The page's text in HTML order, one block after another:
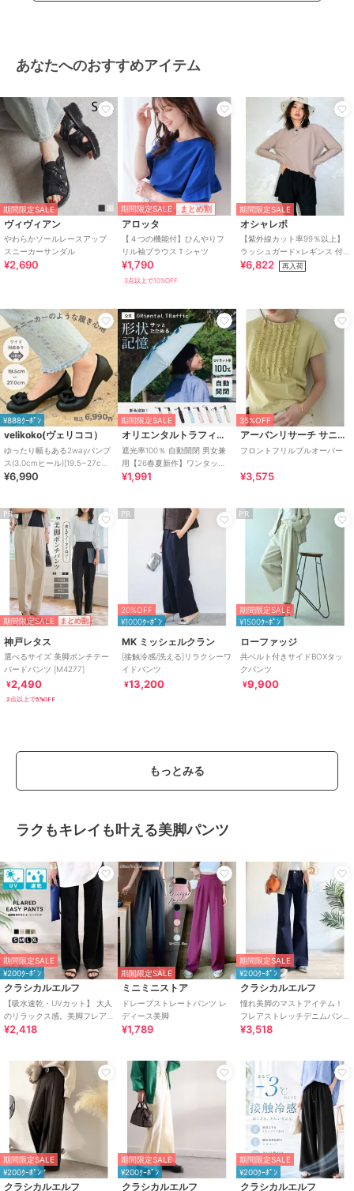
あなたへのおすすめアイテム
期間限定SALE
ヴィヴィアン
やわらかソールレースアップ
スニーカーサンダル
¥2,690
期間限定SALE まとめ割
アロッタ
【４つの機能付】ひんやりフ
リル袖ブラウスＴシャツ
¥1,790
3点以上で10%OFF
期間限定SALE
オシャレボ
【紫外線カット率99％以上】
ラッシュガード×レギンス 付
き タンキニ
¥6,822 再入荷
¥888ｸｰﾎﾟﾝ
velikoko(ヴェリココ）
ゆったり幅もある2wayパンプ
ス(3.0cmヒール)[19.5~27cm]
ラクチンきれいシューズ
¥6,990
期間限定SALE
オリエンタルトラフィック
遮光率100％ 自動開閉 男女兼
用【26春夏新作】ワンタッチ
晴雨兼用 折りたたみ傘 /G-
¥1,991
35%OFF
アーバンリサーチ サニーレーベル
フロントフリルプルオーバー
¥3,575
PR
期間限定SALE まとめ割
神戸レタス
選べるサイズ 美脚ポンチテー
パードパンツ [M4277]
¥2,490
2点以上で5%OFF
PR
20%OFF
¥1000ｸｰﾎﾟﾝ
MK ミッシェルクラン
[接触冷感/洗える]リラクシーワ
イドパンツ
¥13,200
PR
期間限定SALE
¥1500ｸｰﾎﾟﾝ
ローファッジ
共ベルト付きサイドBOXタッ
クパンツ
¥9,900
もっとみる
ラクもキレイも叶える美脚パンツ
期間限定SALE
¥200ｸｰﾎﾟﾝ
クラシカルエルフ
【吸水速乾・UVカット】 大人
のリラックス感。美脚フレア
パンツ
¥2,418
期間限定SALE
ミニミニストア
ドレープストレートパンツ レ
ディース美脚
¥1,789
期間限定SALE
¥200ｸｰﾎﾟﾝ
クラシカルエルフ
憧れ美脚のマストアイテム！
フレアストレッチデニムパン
ツ
¥3,518
期間限定SALE
¥200ｸｰﾎﾟﾝ
クラシカルエルフ
期間限定SALE
¥200ｸｰﾎﾟﾝ
クラシカルエルフ
期間限定SALE
¥200ｸｰﾎﾟﾝ
クラシカルエルフ